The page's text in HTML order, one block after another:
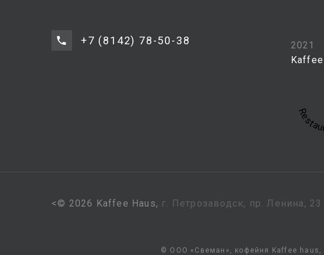
+7 (8142) 78-50-38
2021
<© 2026 Kaffee Haus, г. Петрозаводск, пр. Ленина, 23
© ООО «Свеман», кофейня Kaffee haus,